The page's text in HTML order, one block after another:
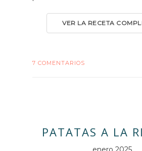
VER LA RECETA
7 COMENTARIOS
PATATAS A LA